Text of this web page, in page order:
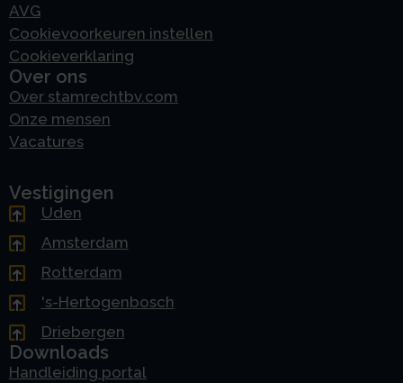
AVG
Cookievoorkeuren instellen
Cookieverklaring
Over ons
Over stamrechtbv.com
Onze mensen
Vacatures
Vestigingen
Uden
Amsterdam
Rotterdam
's-Hertogenbosch
Driebergen
Downloads
Handleiding portal